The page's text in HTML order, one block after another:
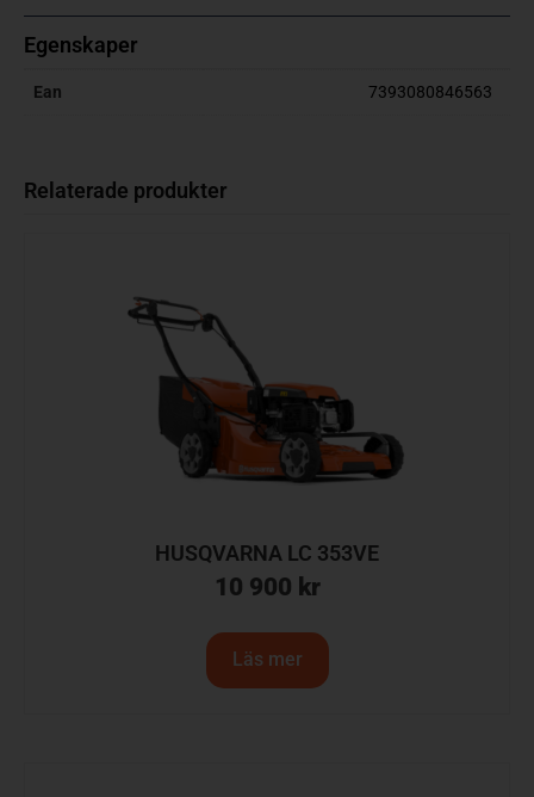
Egenskaper
Ean 7393080846563
Relaterade produkter
HUSQVARNA LC 353VE
10 900 kr
Läs mer